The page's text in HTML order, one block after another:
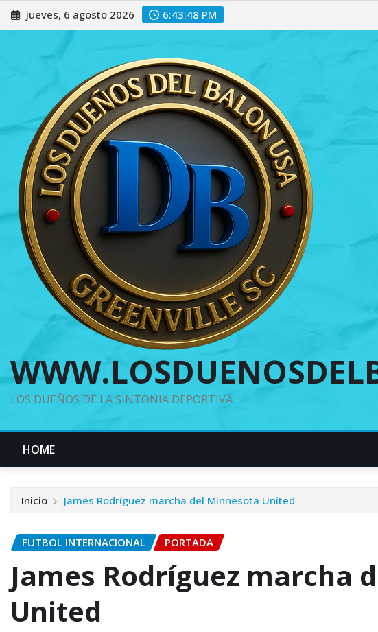
Saltar
al
jueves, 6 agosto 2026 6:43:49 PM
LOS DUEÑOS DE LA SINTONIA DEPORTIVA
HOME
Inicio James Rodríguez marcha del Minnesota United
FUTBOL INTERNACIONAL PORTADA
James Rodríguez marcha
United